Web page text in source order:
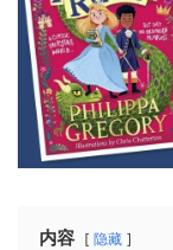
内容 隐藏